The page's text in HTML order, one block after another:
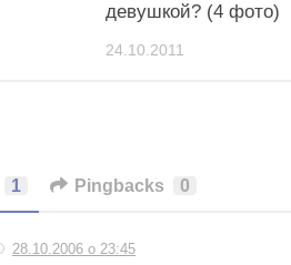
девушкой? (4 фото)
24.10.2011
1 Pingbacks 0
28.10.2006 о 23:45